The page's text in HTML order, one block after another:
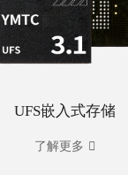
UFS嵌入式存储
了解更多